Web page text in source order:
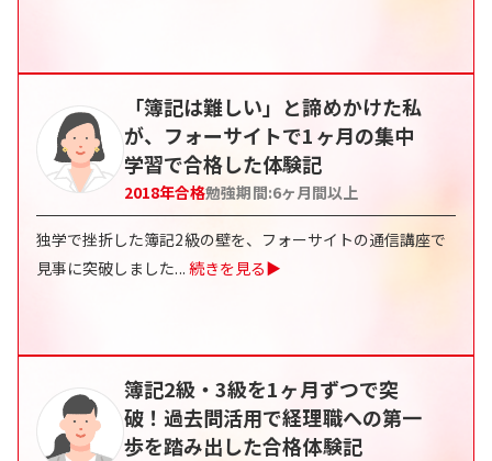
「簿記は難しい」と諦めかけた私
が、フォーサイトで1ヶ月の集中
学習で合格した体験記
2018年合格勉強期間:6ヶ月間以上
独学で挫折した簿記2級の壁を、フォーサイトの通信講座で
見事に突破しました... 続きを見る▶
簿記2級・3級を1ヶ月ずつで突
破！過去問活用で経理職への第一
歩を踏み出した合格体験記